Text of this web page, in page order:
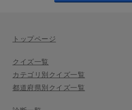
トップページ
クイズ一覧
カテゴリ別クイズ一覧
都道府県別クイズ一覧